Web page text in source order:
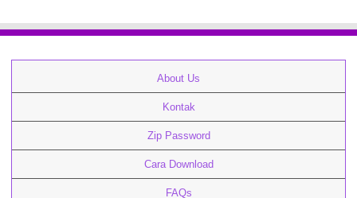
About Us
Kontak
Zip Password
Cara Download
FAQs